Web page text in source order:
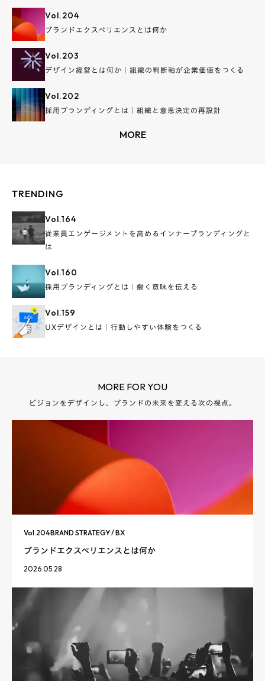
Vol.204
ブランドエクスペリエンスとは何か
Vol.203
デザイン経営とは何か｜組織の判断軸が企業価値をつくる
Vol.202
採用ブランディングとは｜組織と意思決定の再設計
MORE
TRENDING
Vol.164
従業員エンゲージメントを高めるインナーブランディングと
は
Vol.160
採用ブランディングとは｜働く意味を伝える
Vol.159
UXデザインとは｜行動しやすい体験をつくる
MORE FOR YOU
ビジョンをデザインし、ブランドの未来を変える次の視点。
Vol.204BRAND STRATEGY / BX
ブランドエクスペリエンスとは何か
2026.05.28